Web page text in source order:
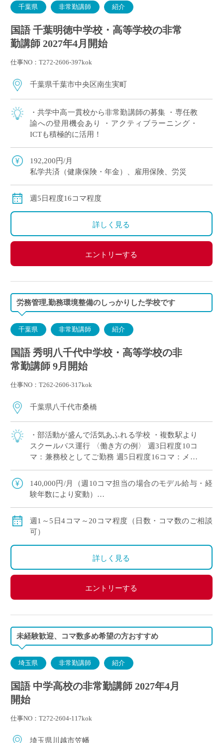
千葉県 非常勤講師 紹介
国語 千葉明徳中学校・高等学校の非常
勤講師 2027年4月開始
仕事NO：T272-2606-397kok
千葉県千葉市中央区南生実町
・共学中高一貫校から非常勤講師の募集 ・専任教
諭への登用機会あり ・アクティブラーニング・
ICTも積極的に活用！
192,200円/月
私学共済（健康保険・年金）、雇用保険、労災
週5日程度16コマ程度
詳しく見る
エントリーする
労務管理,勤務環境整備のしっかりした学校です
千葉県 非常勤講師 紹介
国語 秀明八千代中学校・高等学校の非
常勤講師 9月開始
仕事NO：T262-2606-317kok
千葉県八千代市桑橋
・部活動が盛んで活気あふれる学校 ・複数駅より
スクールバス運行 〈働き方の例〉 週3日程度10コ
マ：兼務校としてご勤務 週5日程度16コマ：メイ
140,000円/月（週10コマ担当の場合のモデル給与・経
験年数により変動）
賞与：無し
昇給：有り、年1回の査定による
その他保険：労災保険
週1～5日4コマ～20コマ程度（日数・コマ数のご相談
可）
詳しく見る
エントリーする
未経験歓迎、コマ数多め希望の方おすすめ
埼玉県 非常勤講師 紹介
国語 中学高校の非常勤講師 2027年4月
開始
仕事NO：T272-2604-117kok
埼玉県川越市笠幡